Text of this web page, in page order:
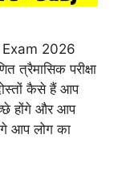
2026
त्रैमासिक परीक्षा
कैसे हैं आप
होंगे और आप
आप लोग का